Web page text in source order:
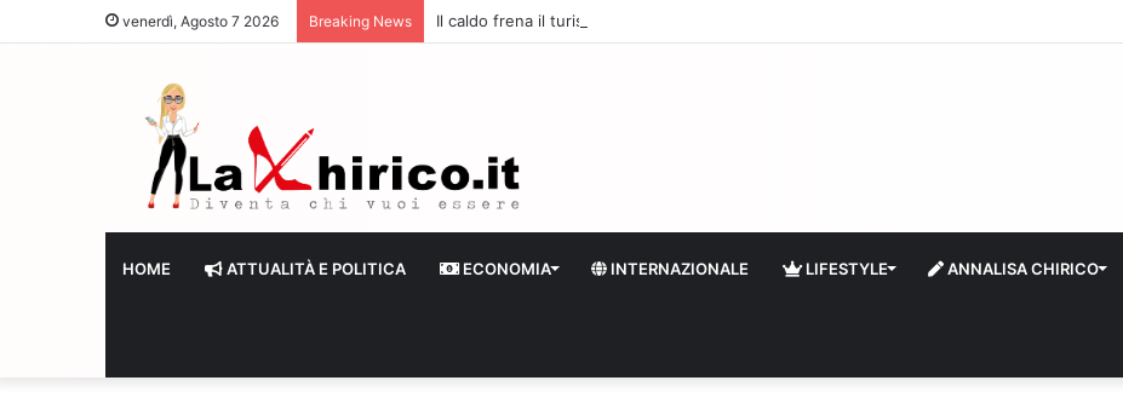
venerdì, Agosto 7 2026 Breaking News Il caldo frena il turismo a Firenze: una prima ripresa solo a settembre
HOME ATTUALITÀ E POLITICA ECONOMIA INTERNAZIONALE LIFESTYLE ANNALISA CHIRICO